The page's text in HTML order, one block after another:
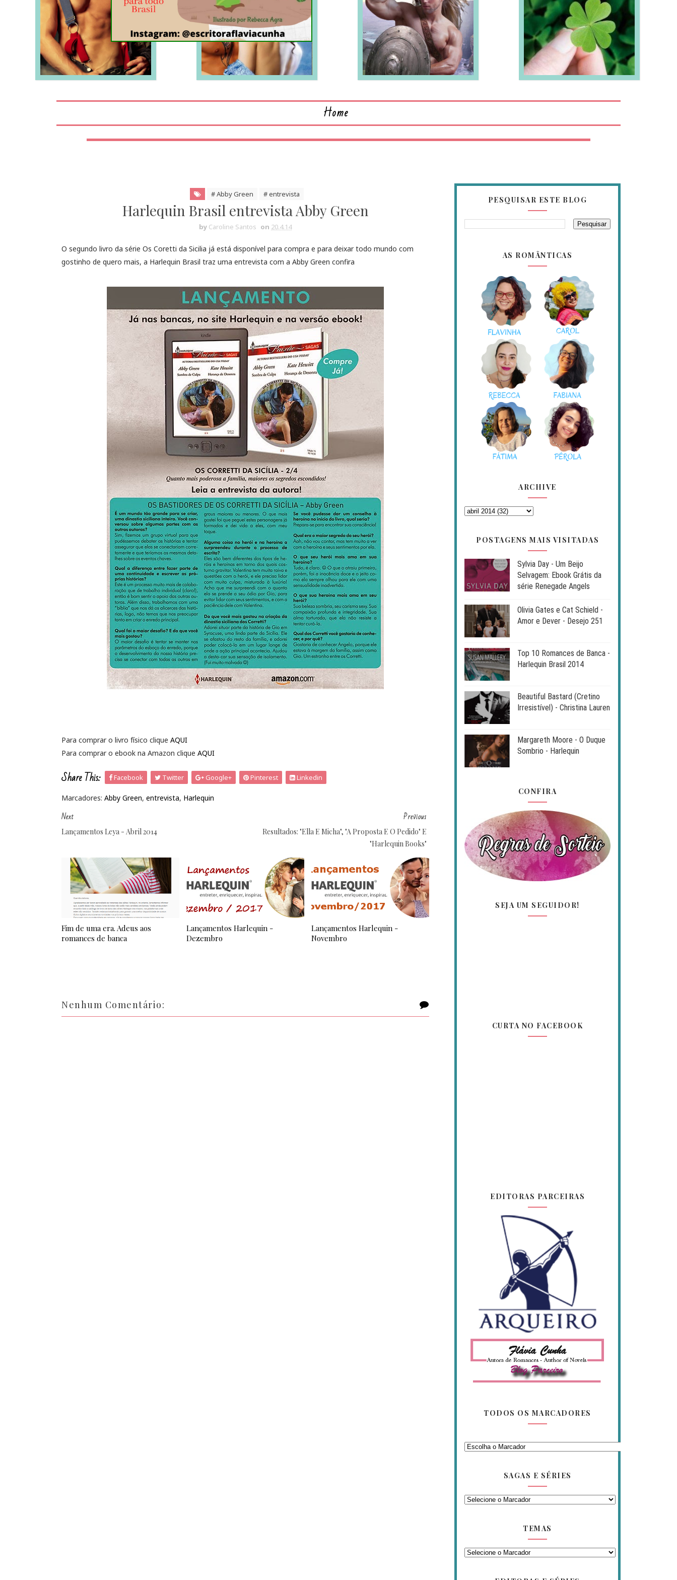
LEIA MAIS LEIA MAIS
Home
# Abby Green # entrevista
Harlequin Brasil entrevista Abby Green
by Caroline Santos on 20.4.14
O segundo livro da série Os Coretti da Sicilia já está disponível para compra e para deixar todo mundo com
gostinho de quero mais, a Harlequin Brasil traz uma entrevista com a Abby Green confira
Para comprar o livro físico clique AQUI
Para comprar o ebook na Amazon clique AQUI
Share This: Facebook Twitter Google+ Pinterest Linkedin
Marcadores: Abby Green, entrevista, Harlequin
Next
Lançamentos Leya - Abril 2014
Previous
Resultados: "Ella E Micha", "A Proposta E O Pedido" E
"Harlequin Books"
Fim de uma era. Adeus aos
romances de banca
Lançamentos Harlequin -
Dezembro
Lançamentos Harlequin -
Novembro
Nenhum Comentário:
PESQUISAR ESTE BLOG
AS ROMÂNTICAS
ARCHIVE
POSTAGENS MAIS VISITADAS
Sylvia Day - Um Beijo
Selvagem: Ebook Grátis da
série Renegade Angels
Olivia Gates e Cat Schield -
Amor e Dever - Desejo 251
Top 10 Romances de Banca -
Harlequin Brasil 2014
Beautiful Bastard (Cretino
Irresistível) - Christina Lauren
Margareth Moore - O Duque
Sombrio - Harlequin
CONFIRA
SEJA UM SEGUIDOR!
CURTA NO FACEBOOK
EDITORAS PARCEIRAS
TODOS OS MARCADORES
SAGAS E SÉRIES
TEMAS